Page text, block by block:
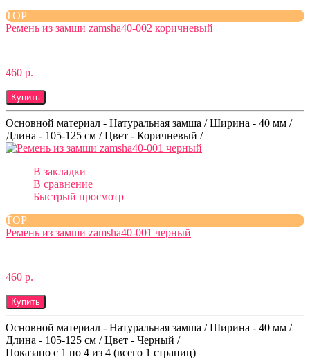
TOP
Ремень из замши zamsha40-002 коричневый
460 р.
Купить
Основной материал - Натуральная замша / Ширина - 40 мм /
Длина - 105-125 см / Цвет - Коричневый /
В закладки
В сравнение
Быстрый просмотр
TOP
Ремень из замши zamsha40-001 черный
460 р.
Купить
Основной материал - Натуральная замша / Ширина - 40 мм /
Длина - 105-125 см / Цвет - Черный /
Показано с 1 по 4 из 4 (всего 1 страниц)